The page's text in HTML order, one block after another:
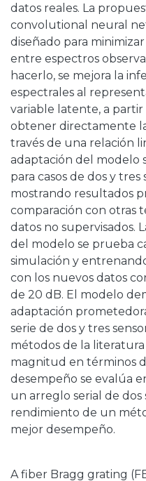
datos reales. La
convolutional neural
diseñado para
entre espectros
hacerlo, se mejora la
espectrales al
variable latente, a
obtener directamente
través de una relación
adaptación del modelo
para casos de dos y tres
mostrando resultados
comparación con otras
datos no supervisados.
del modelo se prueba
simulación y
con los nuevos datos
de 20 dB. El modelo
adaptación
serie de dos y tres
métodos de la
magnitud en términos
desempeño se evalúa
un arreglo serial de dos
rendimiento de un
mejor desempeño.
A fiber Bragg grating